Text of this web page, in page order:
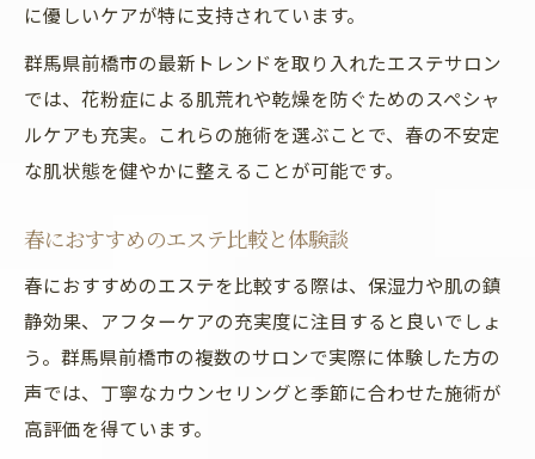
に優しいケアが特に支持されています。
群馬県前橋市の最新トレンドを取り入れたエステサロン
では、花粉症による肌荒れや乾燥を防ぐためのスペシャ
ルケアも充実。これらの施術を選ぶことで、春の不安定
な肌状態を健やかに整えることが可能です。
春におすすめのエステ比較と体験談
春におすすめのエステを比較する際は、保湿力や肌の鎮
静効果、アフターケアの充実度に注目すると良いでしょ
う。群馬県前橋市の複数のサロンで実際に体験した方の
声では、丁寧なカウンセリングと季節に合わせた施術が
高評価を得ています。